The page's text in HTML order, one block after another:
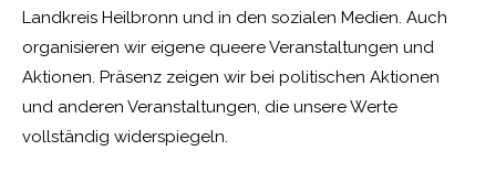
Landkreis Heilbronn und in den sozialen Medien. Auch
organisieren wir eigene queere Veranstaltungen und
Aktionen. Präsenz zeigen wir bei politischen Aktionen
und anderen Veranstaltungen, die unsere Werte
vollständig widerspiegeln.